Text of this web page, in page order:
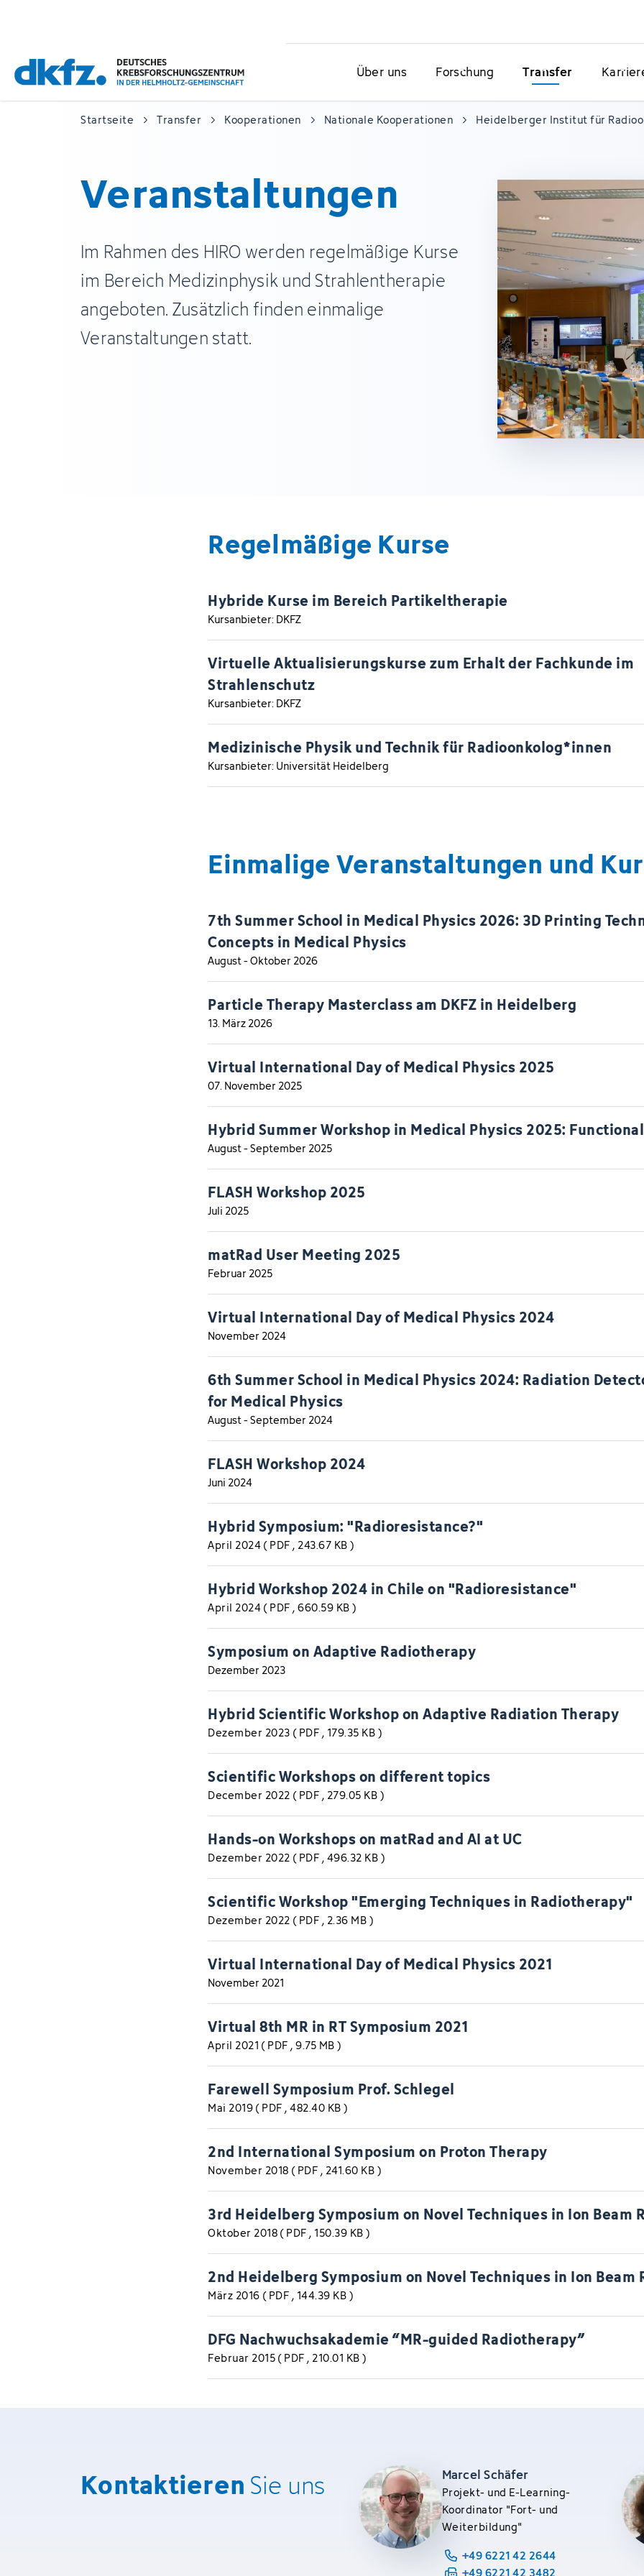
Über uns Forschung Transfer
Startseite Transfer Kooperationen Nationale Kooperationen Heidelberger Institut für
Veranstaltungen
Im Rahmen des HIRO werden regelmäßige Kurse
im Bereich Medizinphysik und Strahlentherapie
angeboten. Zusätzlich finden einmalige
Veranstaltungen statt.
Regelmäßige Kurse
Hybride Kurse im Bereich Partikeltherapie
Kursanbieter: DKFZ
Virtuelle Aktualisierungskurse zum Erhalt der Fachkunde im
Strahlenschutz
Kursanbieter: DKFZ
Medizinische Physik und Technik für Radioonkolog*innen
Kursanbieter: Universität Heidelberg
Einmalige Veranstaltungen und
7th Summer School in Medical Physics 2026: 3D Printing
Concepts in Medical Physics
August - Oktober 2026
Particle Therapy Masterclass am DKFZ in Heidelberg
13. März 2026
Virtual International Day of Medical Physics 2025
07. November 2025
Hybrid Summer Workshop in Medical Physics 2025:
August - September 2025
FLASH Workshop 2025
Juli 2025
matRad User Meeting 2025
Februar 2025
Virtual International Day of Medical Physics 2024
November 2024
6th Summer School in Medical Physics 2024: Radiation
for Medical Physics
August - September 2024
FLASH Workshop 2024
Juni 2024
Hybrid Symposium: "Radioresistance?"
April 2024(PDF, 243.67 KB)
Hybrid Workshop 2024 in Chile on "Radioresistance"
April 2024(PDF, 660.59 KB)
Symposium on Adaptive Radiotherapy
Dezember 2023
Hybrid Scientific Workshop on Adaptive Radiation Therapy
Dezember 2023 (PDF, 179.35 KB)
Scientific Workshops on different topics
December 2022 (PDF, 279.05 KB)
Hands-on Workshops on matRad and AI at UC
Dezember 2022 (PDF, 496.32 KB)
Scientific Workshop "Emerging Techniques in Radiotherapy"
Dezember 2022 (PDF, 2.36 MB)
Virtual International Day of Medical Physics 2021
November 2021
Virtual 8th MR in RT Symposium 2021
April 2021 (PDF, 9.75 MB)
Farewell Symposium Prof. Schlegel
Mai 2019(PDF, 482.40 KB)
2nd International Symposium on Proton Therapy
November 2018 (PDF, 241.60 KB)
3rd Heidelberg Symposium on Novel Techniques in Ion Beam
Oktober 2018(PDF, 150.39 KB)
2nd Heidelberg Symposium on Novel Techniques in Ion Beam
März 2016 (PDF, 144.39 KB)
DFG Nachwuchsakademie “MR‐guided Radiotherapy”
Februar 2015(PDF, 210.01 KB)
KontaktierenSie uns Marcel Schäfer
Projekt- und E-Learning-
Koordinator "Fort- und
Weiterbildung"
+49 6221 42 2644
+49 6221 42 3482